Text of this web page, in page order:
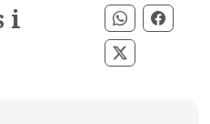
i
Compartir
Compartir